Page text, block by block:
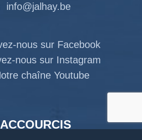
info@jalhay.be
nous sur Facebook
nous sur Instagram
chaîne Youtube